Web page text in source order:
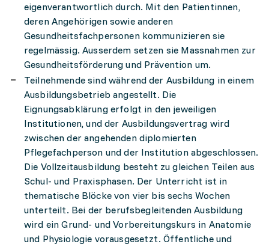
eigenverantwortlich durch. Mit den Patientinnen,
deren Angehörigen sowie anderen
Gesundheitsfachpersonen kommunizieren sie
regelmässig. Ausserdem setzen sie Massnahmen zur
Gesundheitsförderung und Prävention um.
Teilnehmende sind während der Ausbildung in einem
Ausbildungsbetrieb angestellt. Die
Eignungsabklärung erfolgt in den jeweiligen
Institutionen, und der Ausbildungsvertrag wird
zwischen der angehenden diplomierten
Pflegefachperson und der Institution abgeschlossen.
Die Vollzeitausbildung besteht zu gleichen Teilen aus
Schul- und Praxisphasen. Der Unterricht ist in
thematische Blöcke von vier bis sechs Wochen
unterteilt. Bei der berufsbegleitenden Ausbildung
wird ein Grund- und Vorbereitungskurs in Anatomie
und Physiologie vorausgesetzt. Öffentliche und